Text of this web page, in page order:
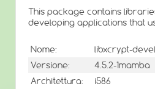
This package contains
developing applications that
Nome:
libxcrypt-devel
Versione:
4.5.2-1mamba
Architettura:
i586